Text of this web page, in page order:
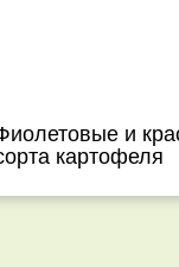
и
картофеля